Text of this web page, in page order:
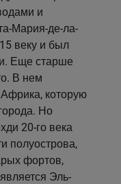
и
Мария-де-ла-
веку и был
Еще старше
В нем
которую
Но
20-го века
полуострова,
фортов,
Эль-